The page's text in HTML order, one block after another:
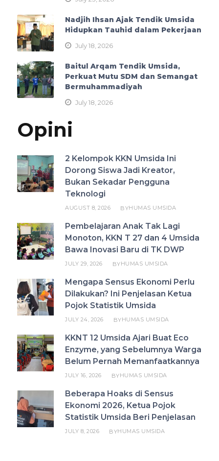
Nadjih Ihsan Ajak Tendik Umsida
Hidupkan Tauhid dalam Pekerjaan
July 18, 2026
Baitul Arqam Tendik Umsida,
Perkuat Mutu SDM dan Semangat
Bermuhammadiyah
July 18, 2026
Opini
2 Kelompok KKN Umsida Ini
Dorong Siswa Jadi Kreator,
Bukan Sekadar Pengguna
Teknologi
AUGUST 8, 2026 BYHUMAS UMSIDA
Pembelajaran Anak Tak Lagi
Monoton, KKN T 27 dan 4 Umsida
Bawa Inovasi Baru di TK DWP
JULY 29, 2026 BYHUMAS UMSIDA
Mengapa Sensus Ekonomi Perlu
Dilakukan? Ini Penjelasan Ketua
Pojok Statistik Umsida
JULY 24, 2026 BYHUMAS UMSIDA
KKNT 12 Umsida Ajari Buat Eco
Enzyme, yang Sebelumnya Warga
Belum Pernah Memanfaatkannya
JULY 16, 2026 BYHUMAS UMSIDA
Beberapa Hoaks di Sensus
Ekonomi 2026, Ketua Pojok
Statistik Umsida Beri Penjelasan
JULY 8, 2026 BYHUMAS UMSIDA